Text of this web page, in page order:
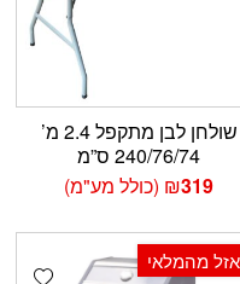
שולחן לבן מתקפל 2.4 מ’
240/76/74 ס”מ
₪319 (כולל מע"מ)
אזל מהמלאי